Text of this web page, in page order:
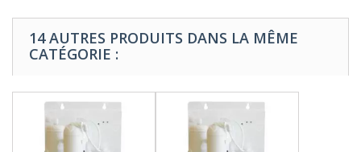
14 AUTRES PRODUITS DANS LA MÊME
CATÉGORIE :